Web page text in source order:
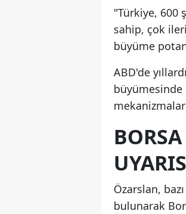
"Türkiye, 600
sahip, çok
büyüme
ABD'de
büyümesinde
Özarslan,
bulunarak